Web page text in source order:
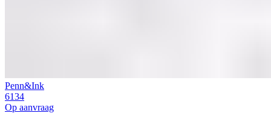
Penn&Ink
6134
Op aanvraag